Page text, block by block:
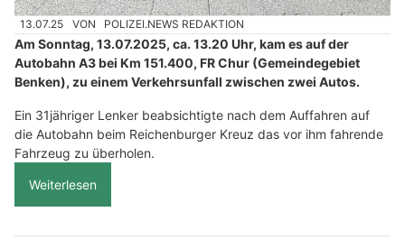
13.07.25 VON POLIZEI.NEWS REDAKTION
Am Sonntag, 13.07.2025, ca. 13.20 Uhr, kam es auf der
Autobahn A3 bei Km 151.400, FR Chur (Gemeindegebiet
Benken), zu einem Verkehrsunfall zwischen zwei Autos.
Ein 31jähriger Lenker beabsichtigte nach dem Auffahren auf
die Autobahn beim Reichenburger Kreuz das vor ihm fahrende
Fahrzeug zu überholen.
Weiterlesen